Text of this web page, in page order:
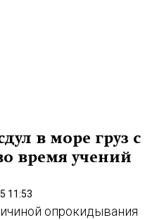
в море груз с
время учений
11:53
опрокидывания